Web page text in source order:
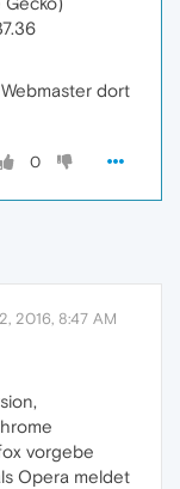
dort
0
2016, 8:47 AM
vorgebe
Opera meldet